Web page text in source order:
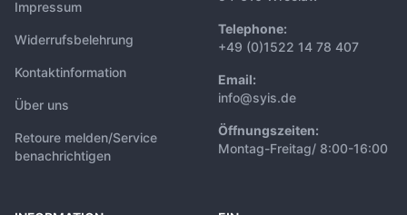
Impressum
Widerrufsbelehrung
Kontaktinformation
Über uns
Retoure melden/Service
benachrichtigen
Telephone:
+49 (0)1522 14 78 407
Email:
info@syis.de
Öffnungszeiten:
Montag-Freitag/ 8:00-16:00